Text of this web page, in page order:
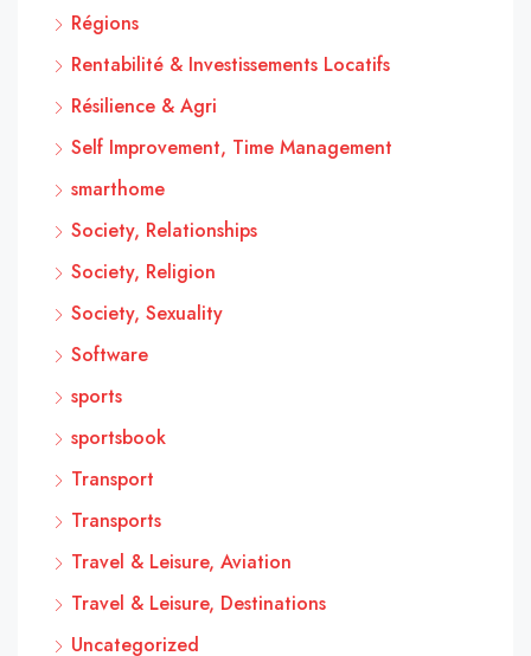
Régions
Rentabilité & Investissements Locatifs
Résilience & Agri
Self Improvement, Time Management
smarthome
Society, Relationships
Society, Religion
Society, Sexuality
Software
sports
sportsbook
Transport
Transports
Travel & Leisure, Aviation
Travel & Leisure, Destinations
Uncategorized